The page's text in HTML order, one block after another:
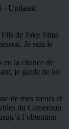
· Updated
de Joky Sima
Je suis le
eu la chance de
je garde de lui
de mes sœurs et
du Cameroun
l’obtention